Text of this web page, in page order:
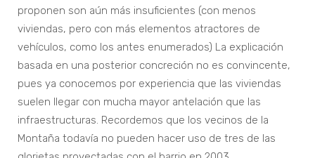
proponen son aún más insuficientes (con menos
viviendas, pero con más elementos atractores de
vehículos, como los antes enumerados) La explicación
basada en una posterior concreción no es convincente,
pues ya conocemos por experiencia que las viviendas
suelen llegar con mucha mayor antelación que las
infraestructuras. Recordemos que los vecinos de la
Montaña todavía no pueden hacer uso de tres de las